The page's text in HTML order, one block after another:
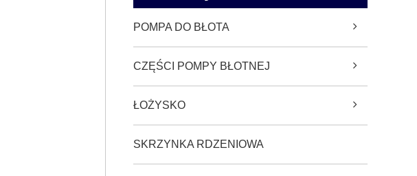
POMPA DO BŁOTA
CZĘŚCI POMPY BŁOTNEJ
ŁOŻYSKO
SKRZYNKA RDZENIOWA